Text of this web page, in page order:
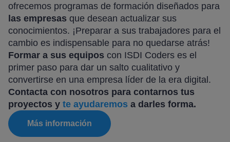
ofrecemos programas de formación diseñados para
las empresas que desean actualizar sus
conocimientos. ¡Preparar a sus trabajadores para el
cambio es indispensable para no quedarse atrás!
Formar a sus equipos con ISDI Coders es el
primer paso para dar un salto cualitativo y
convertirse en una empresa líder de la era digital.
Contacta con nosotros para contarnos tus
proyectos y te ayudaremos a darles forma.
Más información